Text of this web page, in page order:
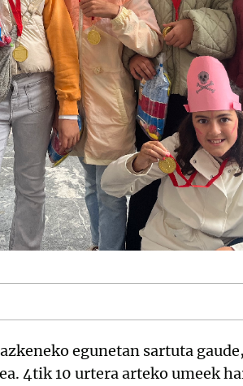
egunetan sartuta
4tik 10 urtera arteko umeek